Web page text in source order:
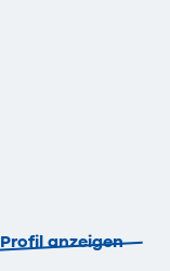
Profil anzeigen